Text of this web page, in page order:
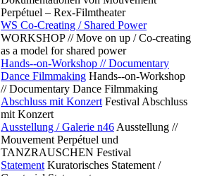
Perpétuel – Rex-Filmtheater
WS Co-Creating / Shared Power
WORKSHOP // Move on up / Co-creating
as a model for shared power
Hands--on-Workshop // Documentary
Dance Filmmaking Hands--on-Workshop
// Documentary Dance Filmmaking
Abschluss mit Konzert Festival Abschluss
mit Konzert
Ausstellung / Galerie n46 Ausstellung //
Mouvement Perpétuel und
TANZRAUSCHEN Festival
Statement Kuratorisches Statement /